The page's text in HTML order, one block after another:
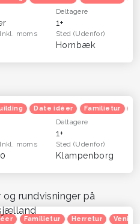
Deltagere
1+
Inkl. moms Sted(Udenfor)
Hornbæk
Date idéer Familietur
Deltagere
1+
Inkl. moms Sted(Udenfor)
Klampenborg
og rundvisninger på
Familietur Herretur